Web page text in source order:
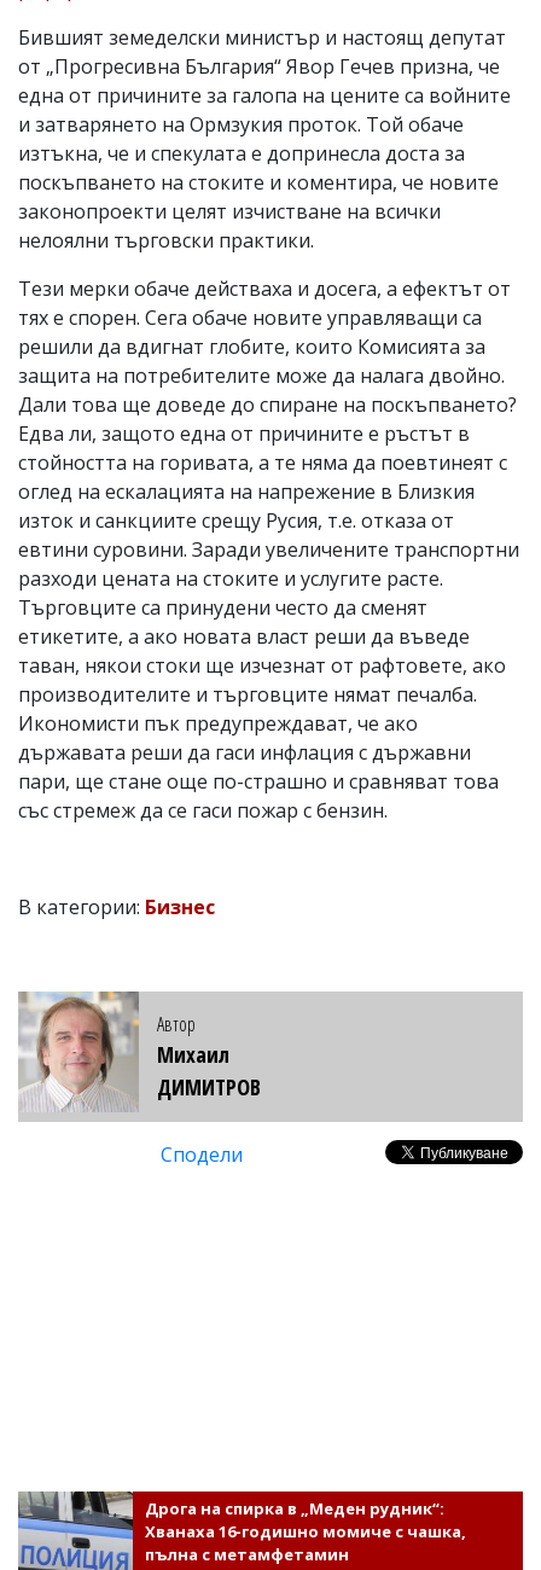
Бившият земеделски министър и настоящ депутат
от „Прогресивна България“ Явор Гечев призна, че
една от причините за галопа на цените са войните
и затварянето на Ормзукия проток. Той обаче
изтъкна, че и спекулата е допринесла доста за
поскъпването на стоките и коментира, че новите
законопроекти целят изчистване на всички
нелоялни търговски практики.
Тези мерки обаче действаха и досега, а ефектът от
тях е спорен. Сега обаче новите управляващи са
решили да вдигнат глобите, които Комисията за
защита на потребителите може да налага двойно.
Дали това ще доведе до спиране на поскъпването?
Едва ли, защото една от причините е ръстът в
стойността на горивата, а те няма да поевтинеят с
оглед на ескалацията на напрежение в Близкия
изток и санкциите срещу Русия, т.е. отказа от
евтини суровини. Заради увеличените транспортни
разходи цената на стоките и услугите расте.
Търговците са принудени често да сменят
етикетите, а ако новата власт реши да въведе
таван, някои стоки ще изчезнат от рафтовете, ако
производителите и търговците нямат печалба.
Икономисти пък предупреждават, че ако
държавата реши да гаси инфлация с държавни
пари, ще стане още по-страшно и сравняват това
със стремеж да се гаси пожар с бензин.
В категории: Бизнес
Автор
Михаил
ДИМИТРОВ
Сподели
Дрога на спирка в „Меден рудник“:
Хванаха 16-годишно момиче с чашка,
пълна с метамфетамин